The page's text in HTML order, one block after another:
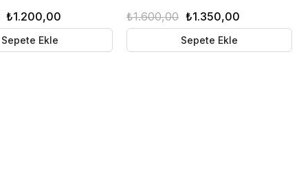
₺1.200,00
Sepete Ekle
30ml
₺1.350,00
₺1.600,00
Sepete Ekle